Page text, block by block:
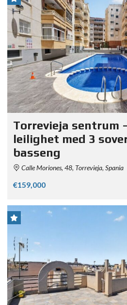
Torrevieja sentrum
leilighet med 3
basseng
Calle Moriones, 48, Torrevieja, Spania
€159,000